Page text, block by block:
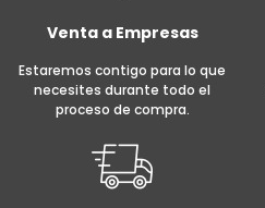
Venta a Empresas
Estaremos contigo para lo que
necesites durante todo el
proceso de compra.